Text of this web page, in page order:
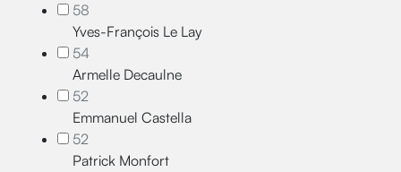
58
Yves-François Le Lay
54
Armelle Decaulne
52
Emmanuel Castella
52
Patrick Monfort